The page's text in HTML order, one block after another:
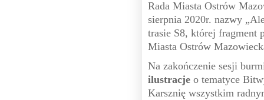
Rada Miasta Ostrów
sierpnia 2020r. nazwy
trasie S8, której fragment
Miasta Ostrów
Na zakończenie sesji
ilustracje o tematyce
Karsznię wszystkim